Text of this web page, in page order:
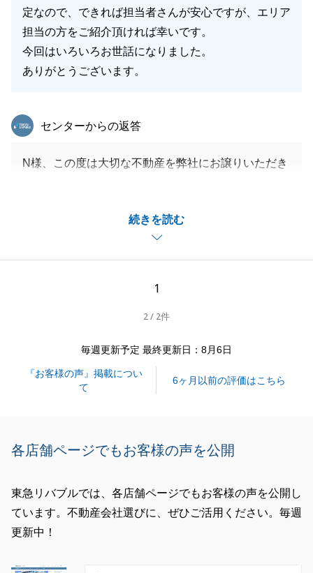
定なので、できれば担当者さんが安心ですが、エリア
担当の方をご紹介頂ければ幸いです。
今回はいろいろお世話になりました。
ありがとうございます。
続きを読む
東急リバブル
センターからの返答
N様、この度は大切な不動産を弊社にお譲りいただき
ましたが、スムーズにお手続きを進めることができた
のはN様のご協力があったからこそでございます。
売買だけでなく、リフォームや賃貸など、不動産に関
今後とも末長くお付き合いができればと思っておりま
1
2 / 2件
毎週更新予定 最終更新日：8月6日
『お客様の声』掲載につい
て
6ヶ月以前の評価はこちら
各店舗ページでもお客様の声を公開
東急リバブルでは、各店舗ページでもお客様の声を公開し
ています。不動産会社選びに、ぜひご活用ください。毎週
更新中！